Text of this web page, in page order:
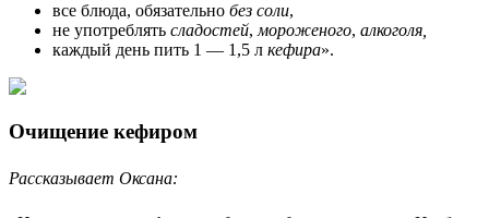
все блюда, обязательно без соли,
не употреблять сладостей, мороженого, алкоголя,
каждый день пить 1 — 1,5 л кефира».
Очищение кефиром
Рассказывает Оксана: